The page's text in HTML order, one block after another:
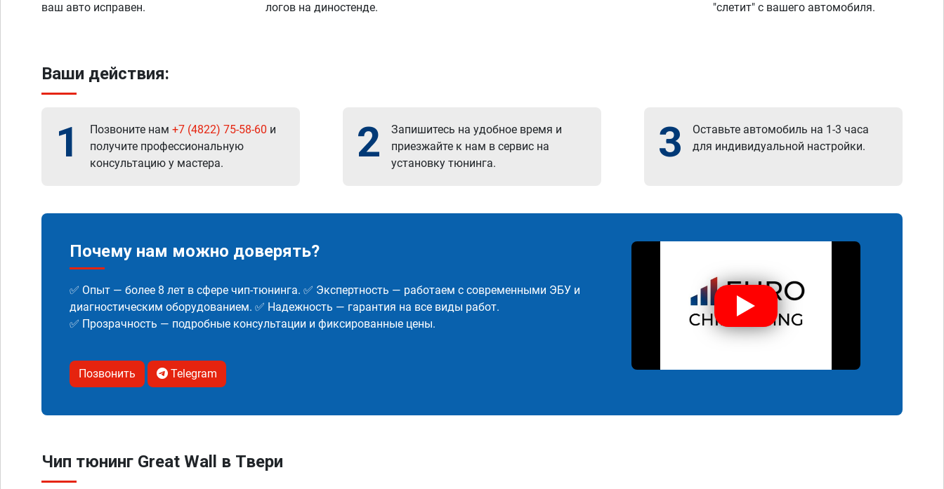
ваш авто исправен.
логов на диностенде.
"слетит" с вашего автомобиля.
Ваши действия:
1 Позвоните нам +7 (4822) 75-58-60 и
получите профессиональную
консультацию у мастера.
2
Запишитесь на удобное время и
приезжайте к нам в сервис на
установку тюнинга.
3
Оставьте автомобиль на 1-3 часа
для индивидуальной настройки.
Почему нам можно доверять?
✅ Опыт — более 8 лет в сфере чип-тюнинга. ✅ Экспертность — работаем с современными ЭБУ и
диагностическим оборудованием. ✅ Надежность — гарантия на все виды работ.
✅ Прозрачность — подробные консультации и фиксированные цены.
Позвонить Telegram
Чип тюнинг Great Wall в Твери